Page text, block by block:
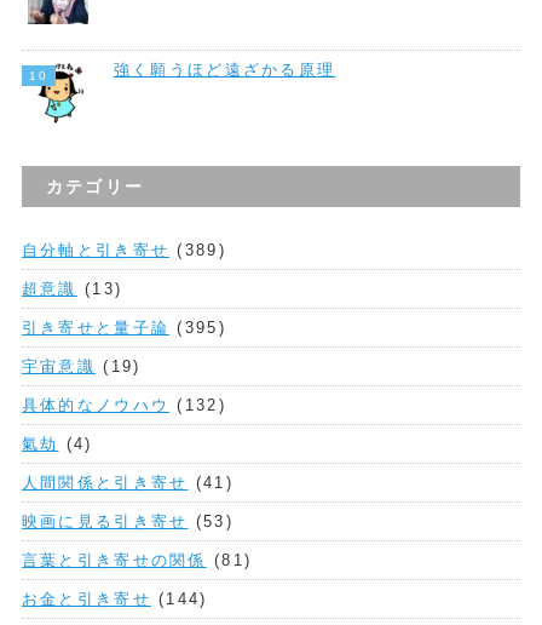
強く願うほど遠ざかる原理
カテゴリー
自分軸と引き寄せ (389)
超意識 (13)
引き寄せと量子論 (395)
宇宙意識 (19)
具体的なノウハウ (132)
氣劫 (4)
人間関係と引き寄せ (41)
映画に見る引き寄せ (53)
言葉と引き寄せの関係 (81)
お金と引き寄せ (144)